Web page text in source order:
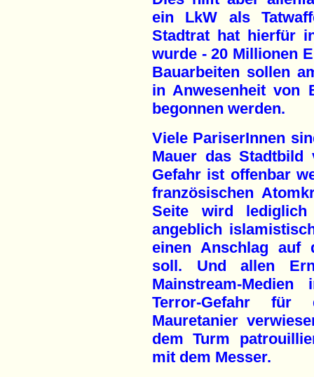
ein LkW als
Stadtrat hat hierfür
wurde - 20 Millionen
Bauarbeiten sollen
in Anwesenheit von
begonnen werden.
Viele PariserInnen
Mauer das Stadtbild
Gefahr ist offenbar
französischen
Seite wird
angeblich
einen Anschlag auf
soll. Und allen
Mainstream-
Terror-Gefahr
Mauretanier
dem Turm
mit dem Messer.